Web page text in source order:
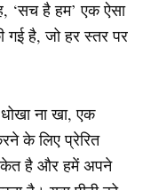
‘सच है हम’ एक ऐसा
गई है, जो हर स्तर पर
ना खा, एक
के लिए प्रेरित
है और हमें अपने